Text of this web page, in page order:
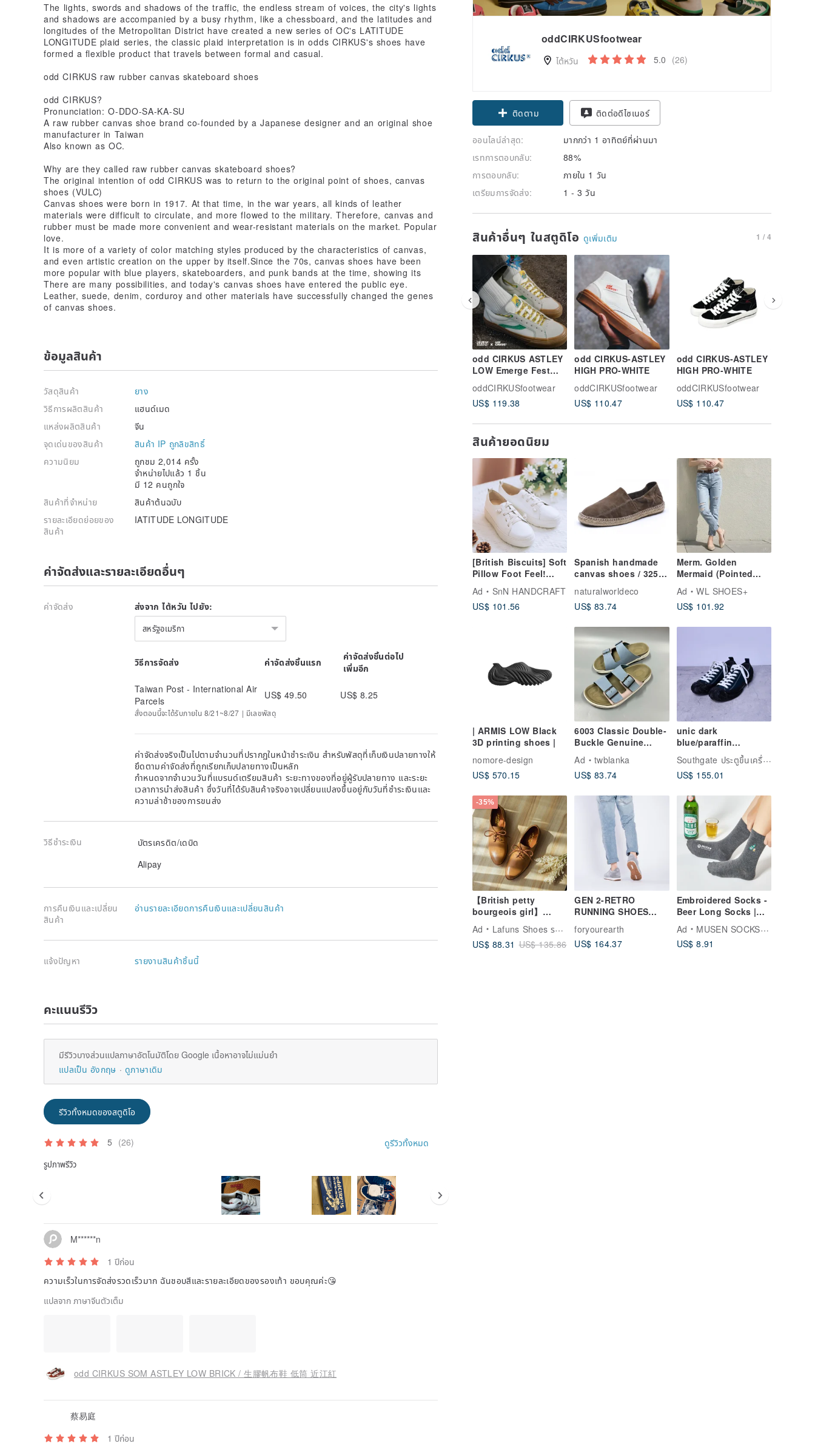
oddCIRKUSfootwear
ไต้หวัน 5.0 (26)
ติดตาม ติดต่อดีไซเนอร์
ออนไลน์ล่าสุด:
มากกว่า 1 อาทิตย์ที่ผ่านมา
เรทการตอบกลับ:
88%
การตอบกลับ:
ภายใน 1 วัน
เตรียมการจัดส่ง:
1 - 3 วัน
สินค้าอื่นๆ ในสตูดิโอ ดูเพิ่มเติม 1 / 4
odd CIRKUS ASTLEY
LOW Emerge Fest
Collaboration Canvas
Shoes Skate Shoes
Low-Top Music
oddCIRKUSfootwear
US$ 119.38
odd CIRKUS-ASTLEY
HIGH PRO-WHITE
oddCIRKUSfootwear
US$ 110.47
odd CIRKUS-ASTLEY
HIGH PRO-WHITE
oddCIRKUSfootwear
US$ 110.47
สินค้ายอดนิยม
[British Biscuits] Soft
Pillow Foot Feel!
Soothing Elastic
Shoes - No Straps -
White 22-26.5 Large
Ad
SnN HANDCRAFT
US$ 101.56
Spanish handmade
canvas shoes / 325E
espadrilles slippers /
men's / 686
cappuccino
naturalworldeco
US$ 83.74
Merm. Golden
Mermaid (Pointed
Toe) Flats | 10th
Anniversary Edition
Ad
WL SHOES+
US$ 101.92
| ARMIS LOW Black
3D printing shoes |
nomore-design
US$ 570.15
6003 Classic Double-
Buckle Genuine
Leather Athletic
Slides - Unisex,
Couple's Shoes,
Ad
twblanka
US$ 83.74
unic dark
blue/paraffin
canvas/design/men's
shoes/casual
shoes/canvas shoes
Southgate ประตูขึ้นเครื่องแห่งทิศใต้
US$ 155.01
-35%
【British petty
bourgeois girl】
women's shoes.
Mocha Brown
Ad
Lafuns Shoes รองเท้าหนังแท้สุดประณีต
US$ 88.31 US$ 135.86
GEN 2-RETRO
RUNNING SHOES
friendly, durable)
foryourearth
US$ 164.37
Embroidered Socks -
Beer Long Socks |
Unisex
Ad
MUSEN SOCKS ถุงเท้าคุณภาพจากมู่เซิน
US$ 8.91
The lights, swords and shadows of the traffic, the endless stream of voices, the city's lights
and shadows are accompanied by a busy rhythm, like a chessboard, and the latitudes and
longitudes of the Metropolitan District have created a new series of OC's LATITUDE
LONGITUDE plaid series, the classic plaid interpretation is in odds CIRKUS's shoes have
formed a flexible product that travels between formal and casual.
odd CIRKUS raw rubber canvas skateboard shoes
odd CIRKUS?
Pronunciation: O-DDO-SA-KA-SU
A raw rubber canvas shoe brand co-founded by a Japanese designer and an original shoe
manufacturer in Taiwan
Also known as OC.
Why are they called raw rubber canvas skateboard shoes?
The original intention of odd CIRKUS was to return to the original point of shoes, canvas
shoes (VULC)
Canvas shoes were born in 1917. At that time, in the war years, all kinds of leather
materials were difficult to circulate, and more flowed to the military. Therefore, canvas and
rubber must be made more convenient and wear-resistant materials on the market. Popular
love.
It is more of a variety of color matching styles produced by the characteristics of canvas,
and even artistic creation on the upper by itself.Since the 70s, canvas shoes have been
more popular with blue players, skateboarders, and punk bands at the time, showing its
There are many possibilities, and today's canvas shoes have entered the public eye.
Leather, suede, denim, corduroy and other materials have successfully changed the genes
of canvas shoes.
ข้อมูลสินค้า
วัสดุสินค้า
ยาง
วิธีการผลิตสินค้า
แฮนด์เมด
แหล่งผลิตสินค้า
จีน
จุดเด่นของสินค้า
สินค้า IP ถูกลิขสิทธิ์
ความนิยม
ถูกชม 2,014 ครั้ง
จำหน่ายไปแล้ว 1 ชิ้น
มี 12 คนถูกใจ
สินค้าที่จำหน่าย
สินค้าต้นฉบับ
รายละเอียดย่อยของ
สินค้า
IATITUDE LONGITUDE
ค่าจัดส่งและรายละเอียดอื่นๆ
ค่าจัดส่ง ส่งจาก ไต้หวัน ไปยัง:
สหรัฐอเมริกา
วิธีการจัดส่ง ค่าจัดส่งชิ้นแรก
ค่าจัดส่งชิ้นต่อไป
เพิ่มอีก
Taiwan Post - International Air
Parcels
US$ 49.50 US$ 8.25
สั่งตอนนี้จะได้รับภายใน 8/21~8/27 | มีเลขพัสดุ
ค่าจัดส่งจริงเป็นไปตามจำนวนที่ปรากฏในหน้าชำระเงิน สำหรับพัสดุที่เก็บเงินปลายทางให้
ยึดตามค่าจัดส่งที่ถูกเรียกเก็บปลายทางเป็นหลัก
กำหนดจากจำนวนวันที่แบรนด์เตรียมสินค้า ระยะทางของที่อยู่ผู้รับปลายทาง และระยะ
เวลาการนำส่งสินค้า ซึ่งวันที่ได้รับสินค้าจริงอาจเปลี่ยนแปลงขึ้นอยู่กับวันที่ชำระเงินและ
ความล่าช้าของการขนส่ง
วิธีชำระเงิน
บัตรเครดิต/เดบิด
Alipay
การคืนเงินและเปลี่ยน
สินค้า
อ่านรายละเอียดการคืนเงินและเปลี่ยนสินค้า
แจ้งปัญหา รายงานสินค้าชิ้นนี้
คะแนนรีวิว
มีรีวิวบางส่วนแปลภาษาอัตโนมัติโดย Google เนื้อหาอาจไม่แม่นยำ
แปลเป็น อังกฤษ
ดูภาษาเดิม
รีวิวทั้งหมดของสตูดิโอ
5 (26) ดูรีวิวทั้งหมด
รูปภาพรีวิว
M******n
1 ปีก่อน
ความเร็วในการจัดส่งรวดเร็วมาก ฉันชอบสีและรายละเอียดของรองเท้า ขอบคุณค่ะ😘
แปลจาก ภาษาจีนตัวเต็ม
odd CIRKUS SOM ASTLEY LOW BRICK / 生膠帆布鞋 低筒 近江紅
蔡易庭
1 ปีก่อน